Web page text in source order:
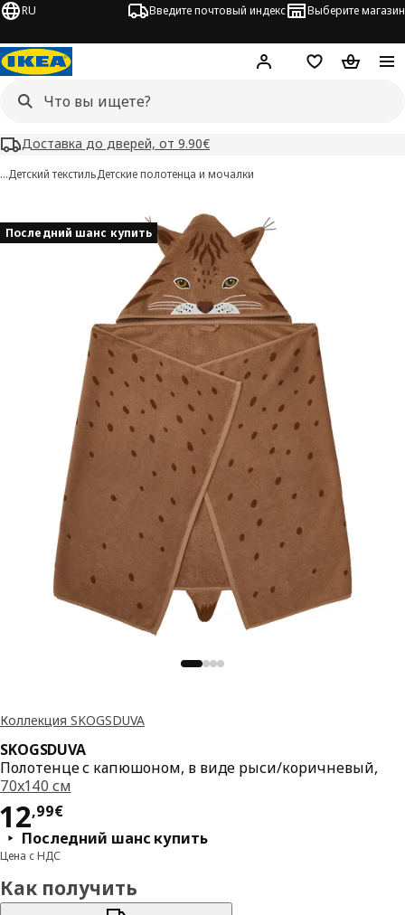
RU Введите почтовый индекс Выберите магазин
Hej! ВойтиСписокКорзина
Доставка до дверей, от 9.90€
…Детский текстильДетские полотенца и мочалки
изображения
Последний шанс купить
Коллекция SKOGSDUVA
SKOGSDUVA
Полотенце с капюшоном, в виде рыси/коричневый,
70x140 см
12,99€
Цена 12,99€
Последний шанс купить
Цена с НДС
Как получить